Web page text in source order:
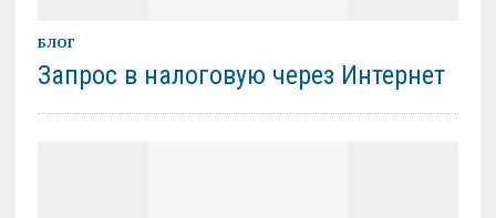
БЛОГ
Запрос в налоговую через Интернет